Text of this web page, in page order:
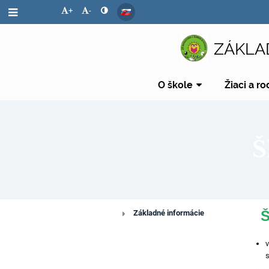
+ -
O škole Žiaci a
Školský
Základné informácie